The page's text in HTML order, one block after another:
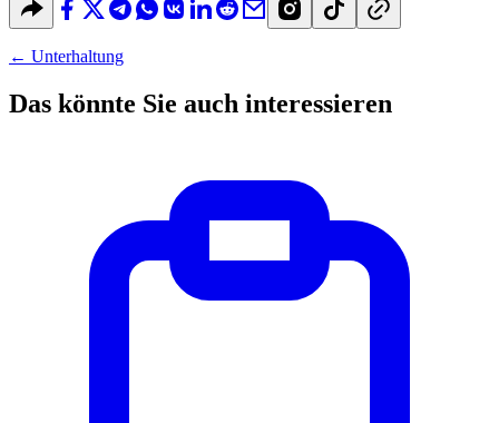
← Unterhaltung
Das könnte Sie auch interessieren